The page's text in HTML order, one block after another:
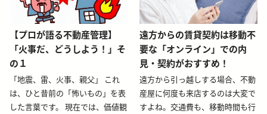
blog-relative-card
【プロが語る不動産管理】
「火事だ、どうしよう！」そ
の１
「地震、雷、火事、親父」 これ
は、ひと昔前の「怖いもの」を表
した言葉です。 現在では、価値観
blog-relative-card
遠方からの賃貸契約は移動不
要な「オンライン」での内
見・契約がおすすめ！
遠方から引っ越しする場合、不動
産屋に何度も来店するのは大変で
すよね。交通費も、移動時間も行